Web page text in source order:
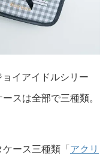
イアイドルシリー
スは全部で三種類。
ース三種類「アクリ